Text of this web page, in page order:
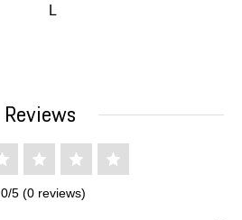
L
Reviews
0/5 (0 reviews)